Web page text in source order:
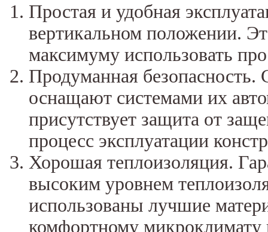
Простая и удобная
вертикальном положении.
максимуму использовать
Продуманная
оснащают системами их
присутствует защита от
процесс эксплуатации
Хорошая теплоизоляция.
высоким уровнем
использованы лучшие
комфортному микроклимату